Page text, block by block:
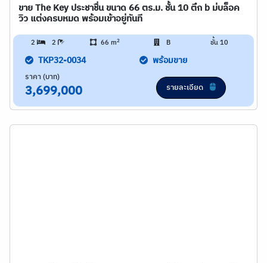
ขาย The Key ประชาชื่น ขนาด 66 ตร.ม. ชั้น 10 ตึก b ม่บล็อค
วิว แต่งครบหมด พร้อมเข้าอยู่ทันที
2 2 66 m2 B ชั้น 10
TKP32-0034 พร้อมขาย
ราคา (บาท)
3,699,000 รายละเอียด